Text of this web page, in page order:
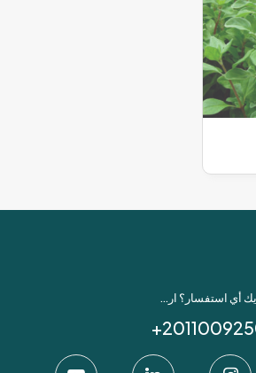
هل لديك أي استفسار؟ ارسل لنا عبر واتساب!